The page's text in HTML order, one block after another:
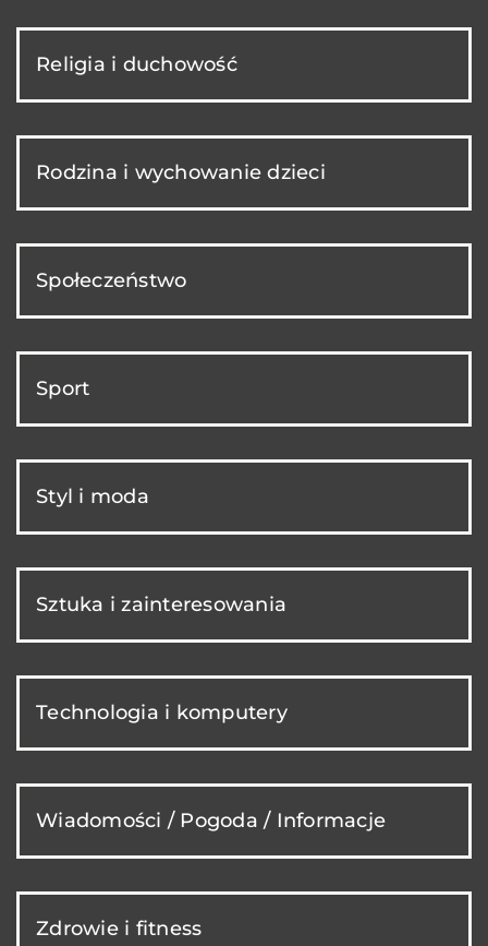
Religia i duchowość
Rodzina i wychowanie dzieci
Społeczeństwo
Sport
Styl i moda
Sztuka i zainteresowania
Technologia i komputery
Wiadomości / Pogoda / Informacje
Zdrowie i fitness